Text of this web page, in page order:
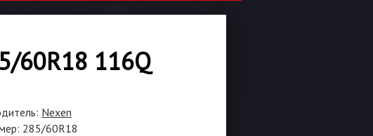
60R18 116Q
Nexen
285/60R18